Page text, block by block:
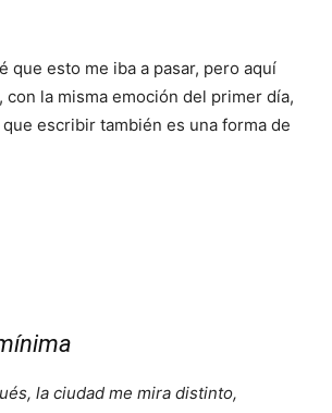
que esto me iba a pasar, pero aquí
con la misma emoción del primer día,
escribir también es una forma de
la ciudad me mira distinto,